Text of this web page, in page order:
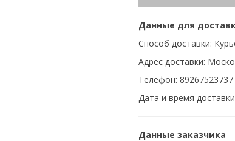
Данные для
Способ доставки:
Адрес доставки:
Телефон: 89267523737
Дата и время
Данные заказчика